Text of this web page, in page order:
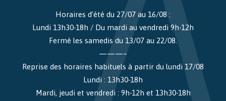
Horaires d’été du 27/07 au 16/08 :
Lundi 13h30-18h / Du mardi au vendredi 9h-12h
Fermé les samedis du 13/07 au 22/08.
———–
Reprise des horaires habituels à partir du lundi 17/08
Lundi : 13h30-18h
Mardi, jeudi et vendredi : 9h-12h et 13h30-18h